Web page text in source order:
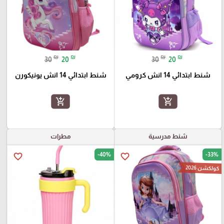
30 ₪ 20 ₪
شنط ابتدائي 14 انش كرومي
add_shopping_cart
30 ₪ 20 ₪
شنط ابتدائي 14 انش يونيكورن
add_shopping_cart
شنط مدرسية
favorite_border -33%
كولكشن 2026
مطرات
favorite_border -40%